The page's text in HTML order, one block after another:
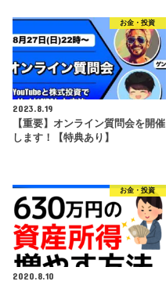
お金・投資
2023.8.19
【重要】オンライン質問会を開催
します！【特典あり】
お金・投資
2020.8.10